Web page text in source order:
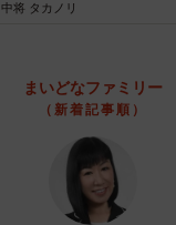
中将 タカノリ
まいどなファミリー
（新着記事順）